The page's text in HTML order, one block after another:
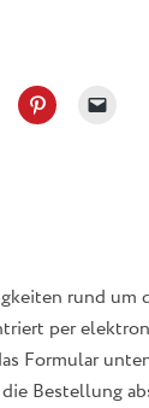
rund um
per
Formular
Bestellung